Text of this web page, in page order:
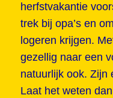
herfstvakantie
trek bij opa’s en
logeren krijgen.
gezellig naar een
natuurlijk ook. Zijn
Laat het weten